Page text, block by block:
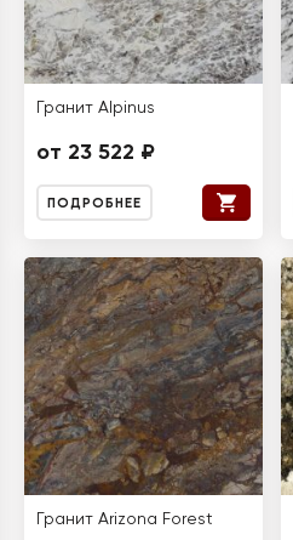
Гранит Alpinus
от 23 522 ₽
ПОДРОБНЕЕ
Гранит Arizona Forest